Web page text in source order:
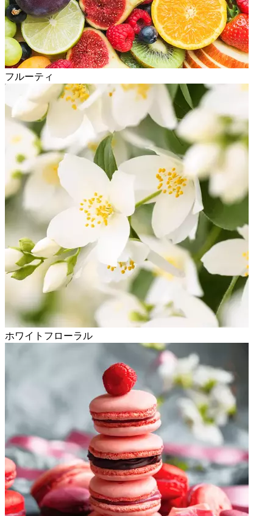
フルーティ
ホワイトフローラル